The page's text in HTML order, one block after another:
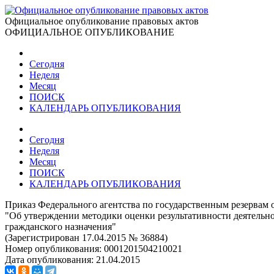
Официальное опубликование правовых актов
ОФИЦИАЛЬНОЕ ОПУБЛИКОВАНИЕ
Сегодня
Неделя
Месяц
ПОИСК
КАЛЕНДАРЬ ОПУБЛИКОВАНИЯ
Сегодня
Неделя
Месяц
ПОИСК
КАЛЕНДАРЬ ОПУБЛИКОВАНИЯ
Приказ Федерального агентства по государственным
"Об утверждении методики оценки результативности
гражданского назначения"
(Зарегистрирован 17.04.2015 № 36884)
Номер опубликования: 0001201504210021
Дата опубликования: 21.04.2015